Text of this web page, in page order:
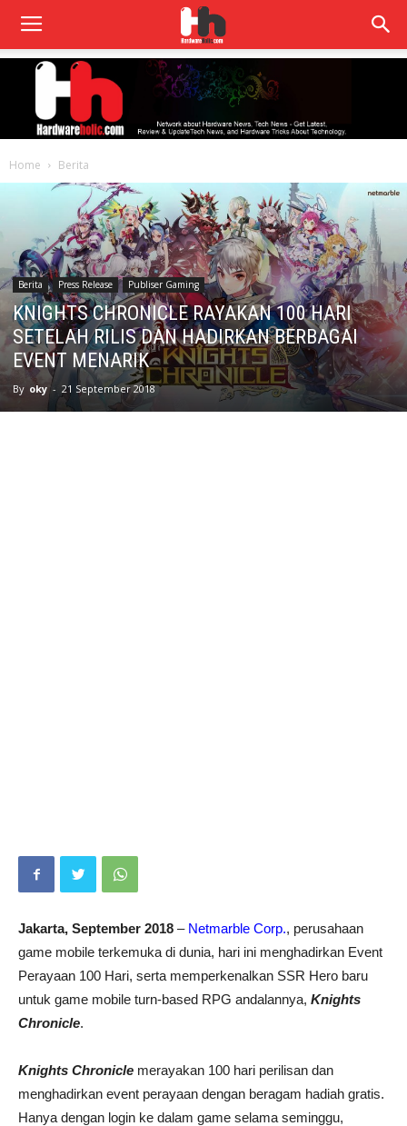
Home Berita
Berita Press Release Publiser Gaming
KNIGHTS CHRONICLE RAYAKAN 100 HARI
SETELAH RILIS DAN HADIRKAN BERBAGAI
EVENT MENARIK
By oky - 21 September 2018
Jakarta, September 2018 – Netmarble Corp., perusahaan
game mobile terkemuka di dunia, hari ini menghadirkan Event
Perayaan 100 Hari, serta memperkenalkan SSR Hero baru
untuk game mobile turn-based RPG andalannya, Knights
Chronicle.
Knights Chronicle merayakan 100 hari perilisan dan
menghadirkan event perayaan dengan beragam hadiah gratis.
Hanya dengan login ke dalam game selama seminggu,